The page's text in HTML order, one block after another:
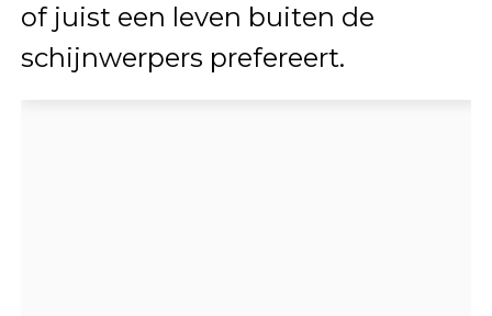
of juist een leven buiten de
schijnwerpers prefereert.